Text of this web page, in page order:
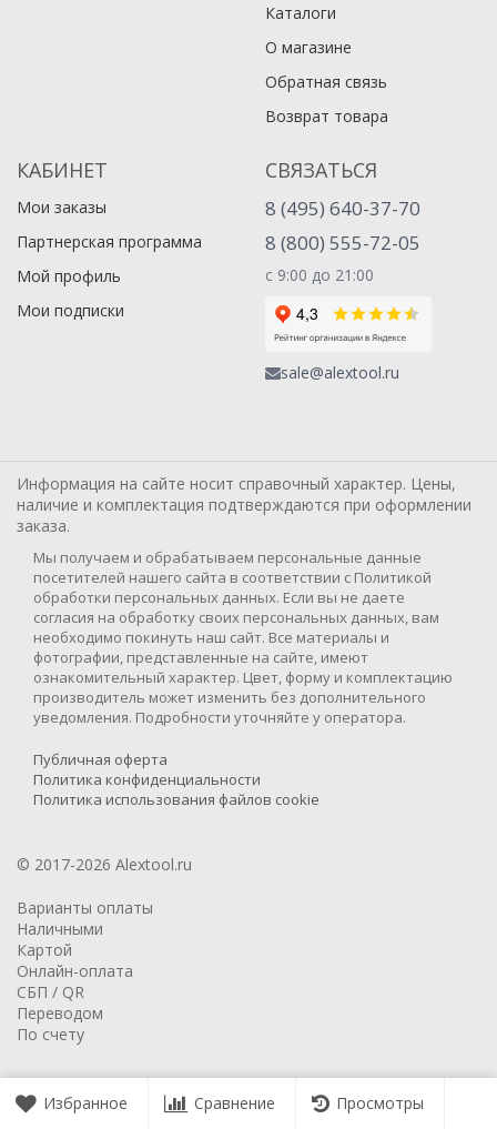
Каталоги
О магазине
Обратная связь
Возврат товара
КАБИНЕТ
Мои заказы
Партнерская программа
Мой профиль
Мои подписки
СВЯЗАТЬСЯ
8 (495) 640-37-70
8 (800) 555-72-05
с 9:00 до 21:00
sale@alextool.ru
Информация на сайте носит справочный характер. Цены,
наличие и комплектация подтверждаются при оформлении
заказа.
Мы получаем и обрабатываем персональные данные
посетителей нашего сайта в соответствии с Политикой
обработки персональных данных. Если вы не даете
согласия на обработку своих персональных данных, вам
необходимо покинуть наш сайт. Все материалы и
фотографии, представленные на сайте, имеют
ознакомительный характер. Цвет, форму и комплектацию
производитель может изменить без дополнительного
уведомления. Подробности уточняйте у оператора.
Публичная оферта
Политика конфиденциальности
Политика использования файлов cookie
© 2017-2026 Alextool.ru
Варианты оплаты
Наличными
Картой
Онлайн-оплата
СБП / QR
Переводом
По счету
Избранное Сравнение Просмотры